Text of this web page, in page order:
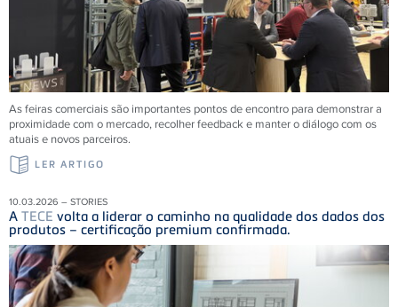
As feiras comerciais são importantes pontos de encontro para demonstrar a
proximidade com o mercado, recolher feedback e manter o diálogo com os
atuais e novos parceiros.
LER ARTIGO
10.03.2026 – STORIES
A TECE volta a liderar o caminho na qualidade dos dados dos
produtos – certificação premium confirmada.